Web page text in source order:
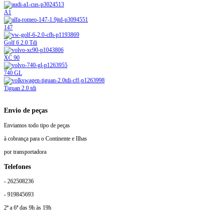
A1
147
Golf 6 2.0 Tdi
XC 90
740 GL
Tiguan 2.0 tdi
Envio de peças
Enviamos todo tipo de peças
à cobrança para o Continente e Ilhas
por transportadora
Telefones
- 262508236
- 919845693
2ª a 6ª das 9h às 19h